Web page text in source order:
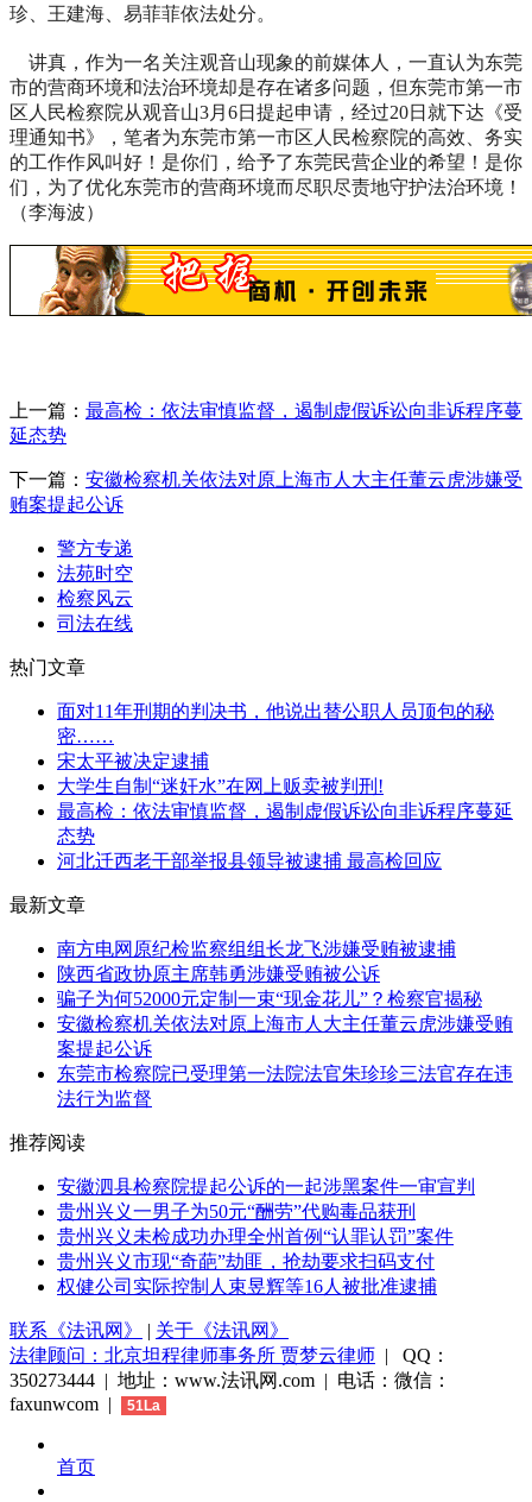
珍、王建海、易菲菲依法处分。
讲真，作为一名关注观音山现象的前媒体人，一直认为东莞
市的营商环境和法治环境却是存在诸多问题，但东莞市第一市
区人民检察院从观音山3月6日提起申请，经过20日就下达《受
理通知书》，笔者为东莞市第一市区人民检察院的高效、务实
的工作作风叫好！是你们，给予了东莞民营企业的希望！是你
们，为了优化东莞市的营商环境而尽职尽责地守护法治环境！
（李海波）
上一篇： 最高检：依法审慎监督，遏制虚假诉讼向非诉程序蔓
延态势
下一篇： 安徽检察机关依法对原上海市人大主任董云虎涉嫌受
贿案提起公诉
警方专递
法苑时空
检察风云
司法在线
热门文章
面对11年刑期的判决书，他说出替公职人员顶包的秘
密……
宋太平被决定逮捕
大学生自制“迷奸水”在网上贩卖被判刑!
最高检：依法审慎监督，遏制虚假诉讼向非诉程序蔓延
态势
河北迁西老干部举报县领导被逮捕 最高检回应
最新文章
南方电网原纪检监察组组长龙飞涉嫌受贿被逮捕
陕西省政协原主席韩勇涉嫌受贿被公诉
骗子为何52000元定制一束“现金花儿”？检察官揭秘
安徽检察机关依法对原上海市人大主任董云虎涉嫌受贿
案提起公诉
东莞市检察院已受理第一法院法官朱珍珍三法官存在违
法行为监督
推荐阅读
安徽泗县检察院提起公诉的一起涉黑案件一审宣判
贵州兴义一男子为50元“酬劳”代购毒品获刑
贵州兴义未检成功办理全州首例“认罪认罚”案件
贵州兴义市现“奇葩”劫匪，抢劫要求扫码支付
权健公司实际控制人束昱辉等16人被批准逮捕
联系《法讯网》 | 关于《法讯网》
法律顾问：北京坦程律师事务所 贾梦云律师 | QQ：
350273444 | 地址：www.法讯网.com | 电话：微信：
faxunwcom |
51La
首页